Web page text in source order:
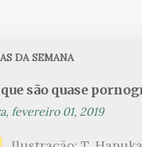
DA SEMANA
são quase
fevereiro 01, 2019